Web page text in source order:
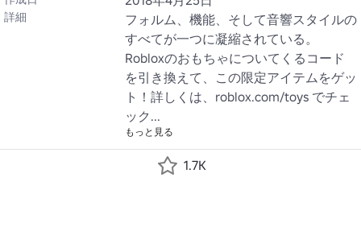
詳細
フォルム、機能、そして音響スタイルの
すべてが一つに凝縮されている。
Robloxのおもちゃについてくるコード
を引き換えて、この限定アイテムをゲッ
ト！詳しくは、roblox.com/toys でチェ
もっと見る
1.7K